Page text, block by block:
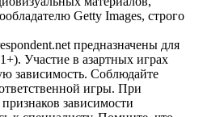
Getty Images, строго
предназначены для
Участие в азартных играх
зависимость. Соблюдайте
игры. При
зависимости